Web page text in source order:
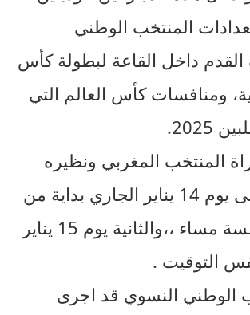
المنتخب الوطني
داخل القاعة لبطولة كأس
ومنافسات كأس العالم التي
المنتخب المغربي ونظيره
الفنلندي الاولى يوم 14 يناير الجاري بداية من
الساعة الخامسة مساء ،،والثانية يوم 15 يناير
التوقيت .
الوطني النسوي قد اجرى